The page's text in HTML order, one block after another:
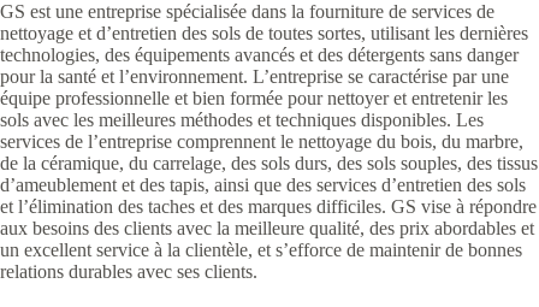
GS est une entreprise spécialisée dans la fourniture de services de
nettoyage et d’entretien des sols de toutes sortes, utilisant les dernières
technologies, des équipements avancés et des détergents sans danger
pour la santé et l’environnement. L’entreprise se caractérise par une
équipe professionnelle et bien formée pour nettoyer et entretenir les
sols avec les meilleures méthodes et techniques disponibles. Les
services de l’entreprise comprennent le nettoyage du bois, du marbre,
de la céramique, du carrelage, des sols durs, des sols souples, des tissus
d’ameublement et des tapis, ainsi que des services d’entretien des sols
et l’élimination des taches et des marques difficiles. GS vise à répondre
aux besoins des clients avec la meilleure qualité, des prix abordables et
un excellent service à la clientèle, et s’efforce de maintenir de bonnes
relations durables avec ses clients.